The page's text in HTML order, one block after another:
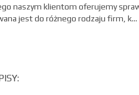
naszym klientom oferujemy
jest do różnego rodzaju firm, k...